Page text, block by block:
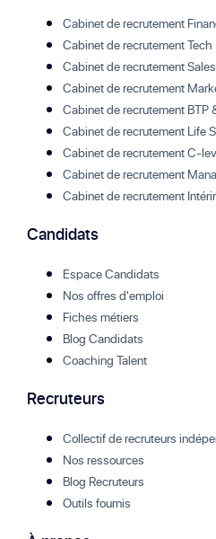
Cabinet de recrutement
Cabinet de recrutement Tech
Cabinet de recrutement Sales
Cabinet de recrutement
Cabinet de recrutement BTP
Cabinet de recrutement Life
Cabinet de recrutement C-
Cabinet de recrutement
Cabinet de recrutement
Candidats
Espace Candidats
Nos offres d'emploi
Fiches métiers
Blog Candidats
Coaching Talent
Recruteurs
Collectif de recruteurs
Nos ressources
Blog Recruteurs
Outils fournis